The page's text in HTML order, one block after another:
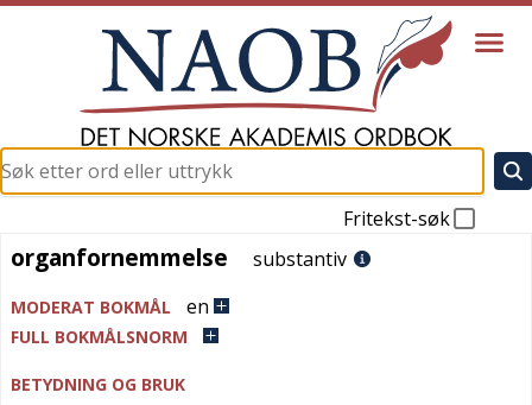
Fritekst-søk
organfornemmelse
organfornemmelse substantiv
MODERAT BOKMÅL en
FULL BOKMÅLSNORM
BETYDNING OG BRUK